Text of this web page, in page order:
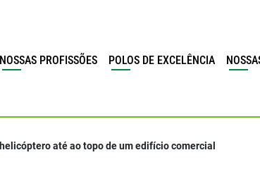
NOSSAS PROFISSÕES POLOS DE EXCELÊNCIA
até ao topo de um edifício comercial